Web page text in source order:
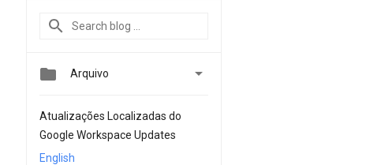
 Arquivo 
Atualizações Localizadas do
Google Workspace Updates
English